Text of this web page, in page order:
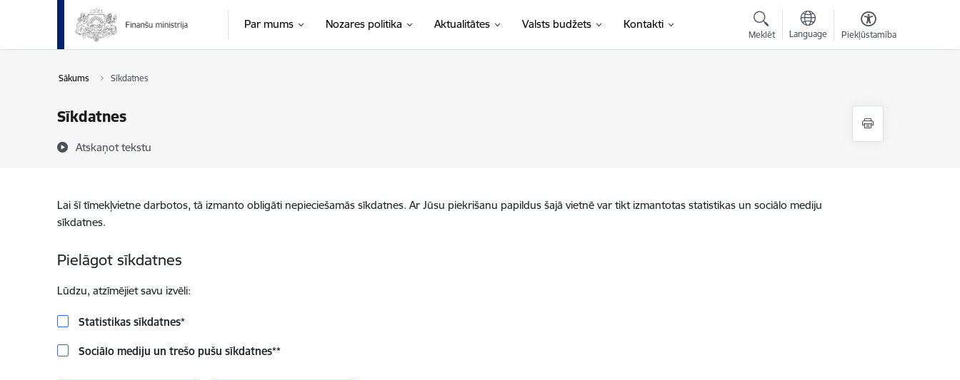
Pāriet uz lapas saturu
Par mums Nozares politika Aktualitātes Valsts budžets Kontakti
Meklēt Language Piekļūstamība
Sākums Sīkdatnes
Sīkdatnes
Atskaņot tekstu
Lai šī tīmekļvietne darbotos, tā izmanto obligāti nepieciešamās sīkdatnes. Ar Jūsu piekrišanu papildus šajā vietnē var tikt izmantotas statistikas un sociālo mediju
sīkdatnes.
Pielāgot sīkdatnes
Lūdzu, atzīmējiet savu izvēli:
Statistikas sīkdatnes*
Sociālo mediju un trešo pušu sīkdatnes**